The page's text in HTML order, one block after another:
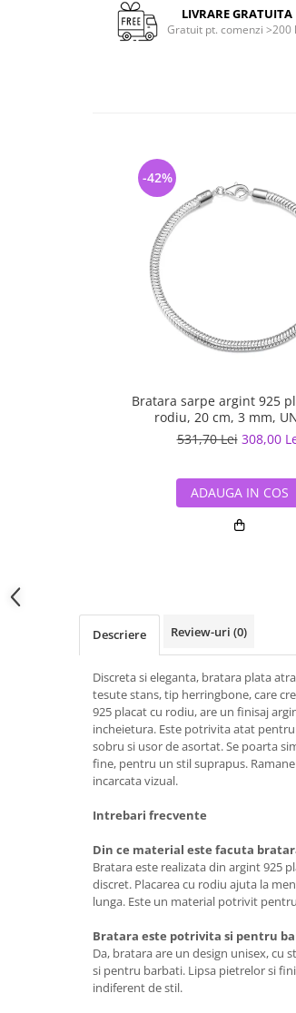
LIVRARE GRATUITA
Gratuit pt. comenzi >200
Bratara sarpe argint 925
rodiu, 20 cm, 3 mm,
531,70 Lei 308,00
-42%
ADAUGA IN COS
Descriere Review-uri (0)
Discreta si eleganta, bratara plata
tesute stans, tip herringbone, care
925 placat cu rodiu, are un finisaj
incheietura. Este potrivita atat
sobru si usor de asortat. Se poarta
fine, pentru un stil suprapus.
incarcata vizual.
Intrebari frecvente
Din ce material este facuta
Bratara este realizata din argint 925
discret. Placarea cu rodiu ajuta la
lunga. Este un material potrivit
Bratara este potrivita si pentru
Da, bratara are un design unisex,
si pentru barbati. Lipsa pietrelor si
indiferent de stil.